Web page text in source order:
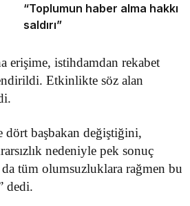
“Toplumun haber alma hakkı
saldırı”
erişime, istihdamdan rekabet
Etkinlikte söz alan
başbakan değiştiğini,
nedeniyle pek sonuç
tüm olumsuzluklara rağmen bu
dedi.